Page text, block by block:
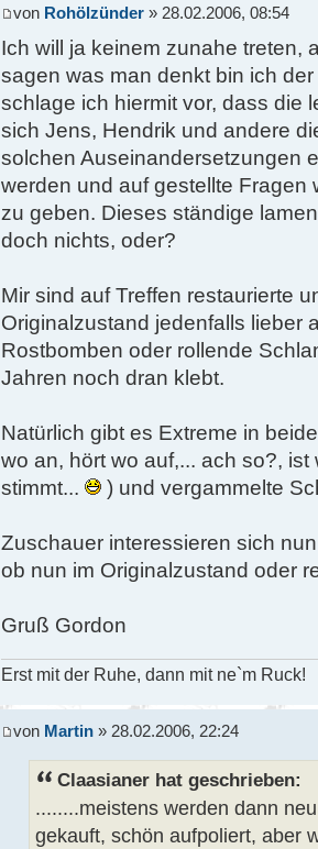
von Rohölzünder » 28.02.2006, 08:54
Ich will ja keinem zunahe treten,
sagen was man denkt bin ich
schlage ich hiermit vor, dass die
sich Jens, Hendrik und andere
solchen Auseinandersetzungen
werden und auf gestellte
zu geben. Dieses ständige
doch nichts, oder?
Mir sind auf Treffen restaurierte
Originalzustand jedenfalls lieber
Rostbomben oder rollende
Jahren noch dran klebt.
Natürlich gibt es Extreme in
wo an, hört wo auf,... ach so?,
stimmt...
) und vergammelte
Zuschauer interessieren sich
ob nun im Originalzustand oder
Gruß Gordon
Erst mit der Ruhe, dann mit ne`m Ruck!
von Martin » 28.02.2006, 22:24
Claasianer hat geschrieben:
........meistens werden dann
gekauft, schön aufpoliert, aber